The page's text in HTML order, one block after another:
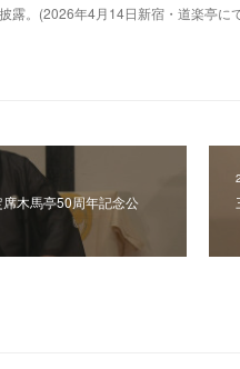
露。(2026年4月14日新宿・道楽亭
木馬亭50周年記念公